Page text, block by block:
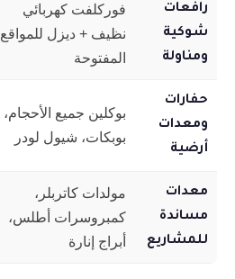
رافعات
شوكية
ومناولة
فوركلفت كهربائي
نظيف + ديزل للمواقع
المفتوحة
حفارات
ومعدات
أرضية
بوكلين جميع الأحجام،
بوبكات، شيول لودر
معدات
مساندة
للمشاريع
مولدات كاتربلر،
كمبروسرات أطلس،
أبراج إنارة